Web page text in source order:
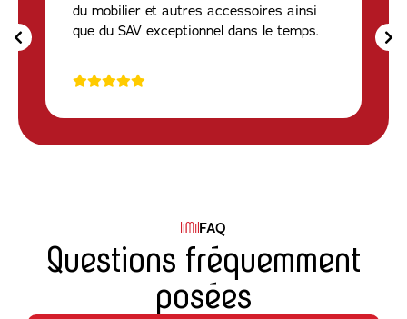
du mobilier et autres accessoires ainsi
que du SAV exceptionnel dans le temps.
FAQ
Questions fréquemment
posées